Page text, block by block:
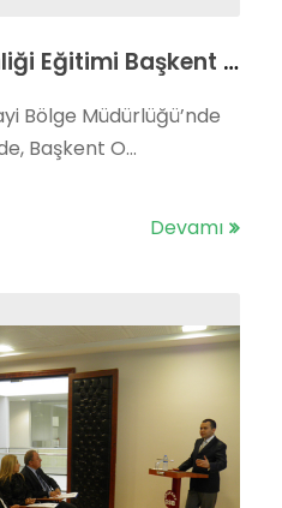
İş Sağlığı ve Güvenliği Eğitimi Başkent OSB Konferans Salonunda Gerçekleştirilmiştir.
Bölge Müdürlüğü’nde
Başkent O...
Devamı